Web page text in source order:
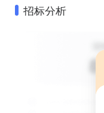
招标分析